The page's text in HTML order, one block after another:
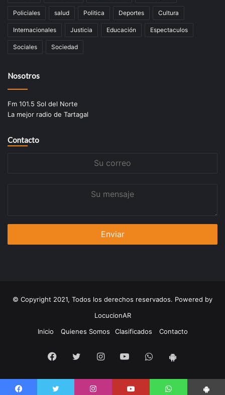
Policiales salud Politica Deportes Cultura
Internacionales Justicia Educación Espectaculos
Sociales Sociedad
Nosotros
Fm 101.5 Sol del Norte
La mejor radio de Tartagal
Contacto
© Copyright 2021, Todos los derechos reservados. Powered by
LocucionAR
Inicio
Quienes Somos Clasificados Contacto
Facebook
TwitterInstagramYoutubeWhatsapp
Android